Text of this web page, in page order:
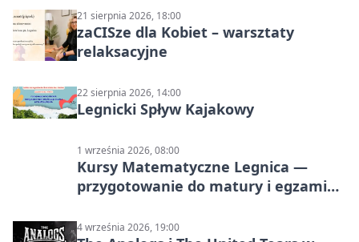
21 sierpnia 2026, 18:00
zaCISze dla Kobiet – warsztaty
relaksacyjne
22 sierpnia 2026, 14:00
Legnicki Spływ Kajakowy
1 września 2026, 08:00
Kursy Matematyczne Legnica —
przygotowanie do matury i egzaminu
4 września 2026, 19:00